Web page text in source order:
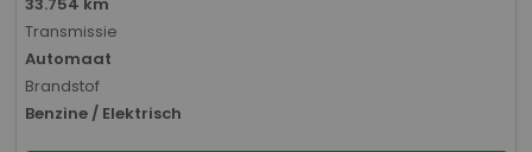
Transmissie
Automaat
Brandstof
Benzine / Elektrisch